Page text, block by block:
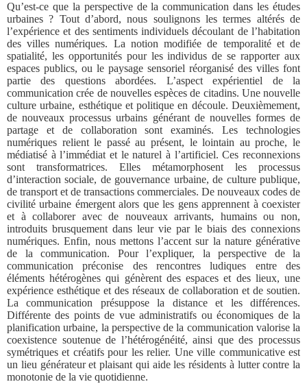
Qu’est-ce que la perspective de la communication dans les études
urbaines ? Tout d’abord, nous soulignons les termes altérés de
l’expérience et des sentiments individuels découlant de l’habitation
des villes numériques. La notion modifiée de temporalité et de
spatialité, les opportunités pour les individus de se rapporter aux
espaces publics, ou le paysage sensoriel réorganisé des villes font
partie des questions abordées. L’aspect expérientiel de la
communication crée de nouvelles espèces de citadins. Une nouvelle
culture urbaine, esthétique et politique en découle. Deuxièmement,
de nouveaux processus urbains générant de nouvelles formes de
partage et de collaboration sont examinés. Les technologies
numériques relient le passé au présent, le lointain au proche, le
médiatisé à l’immédiat et le naturel à l’artificiel. Ces reconnexions
sont transformatrices. Elles métamorphosent les processus
d’interaction sociale, de gouvernance urbaine, de culture publique,
de transport et de transactions commerciales. De nouveaux codes de
civilité urbaine émergent alors que les gens apprennent à coexister
et à collaborer avec de nouveaux arrivants, humains ou non,
introduits brusquement dans leur vie par le biais des connexions
numériques. Enfin, nous mettons l’accent sur la nature générative
de la communication. Pour l’expliquer, la perspective de la
communication préconise des rencontres ludiques entre des
éléments hétérogènes qui génèrent des espaces et des lieux, une
expérience esthétique et des réseaux de collaboration et de soutien.
La communication présuppose la distance et les différences.
Différente des points de vue administratifs ou économiques de la
planification urbaine, la perspective de la communication valorise la
coexistence soutenue de l’hétérogénéité, ainsi que des processus
symétriques et créatifs pour les relier. Une ville communicative est
un lieu générateur et plaisant qui aide les résidents à lutter contre la
monotonie de la vie quotidienne.